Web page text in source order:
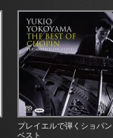
プレイエルで弾くショパ
ベスト